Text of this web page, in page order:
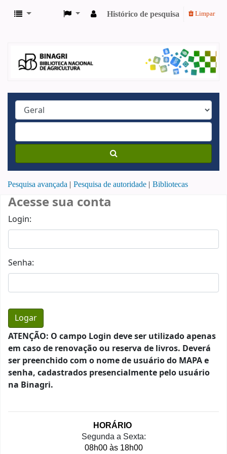
Histórico de pesquisa Limpar
Pesquisa avançada Pesquisa de autoridade Bibliotecas
Acesse sua conta
Login:
Senha:
ATENÇÃO: O campo Login deve ser utilizado apenas
em caso de renovação ou reserva de livros. Deverá
ser preenchido com o nome de usuário do MAPA e
senha, cadastrados presencialmente pelo usuário
na Binagri.
HORÁRIO
Segunda a Sexta:
08h00 às 18h00